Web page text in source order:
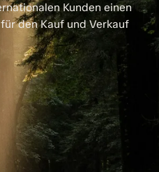
Kunden einen
den Kauf und Verkauf